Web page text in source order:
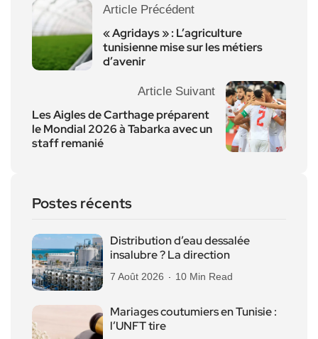
Article Précédent
« Agridays » : L’agriculture
tunisienne mise sur les métiers
d’avenir
Article Suivant
Les Aigles de Carthage préparent
le Mondial 2026 à Tabarka avec un
staff remanié
Postes récents
Distribution d’eau dessalée
insalubre ? La direction
7 Août 2026 10 Min Read
Mariages coutumiers en Tunisie :
l’UNFT tire